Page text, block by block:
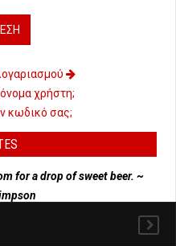
χρήστη;
κωδικό σας;
for a drop of sweet beer. ~